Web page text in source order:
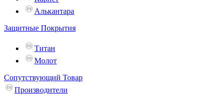
Алькантара
Защитные Покрытия
Титан
Молот
Сопутствующий Товар
Производители